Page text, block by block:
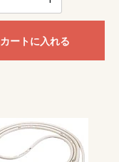
カートに入れる